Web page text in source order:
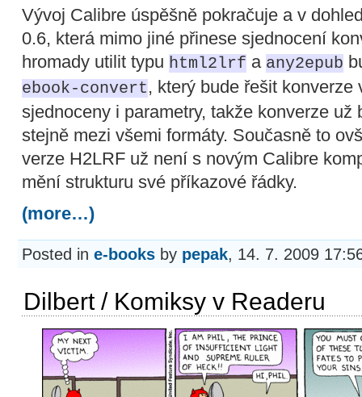
Vývoj Calibre úspěšně pokračuje a v
0.6, která mimo jiné přinese sjednocení
hromady utilit typu html2lrf a any2epub
ebook-convert, který bude řešit
sjednoceny i parametry, takže konverze už
stejně mezi všemi formáty. Současně to
verze H2LRF už není s novým Calibre
mění strukturu své příkazové řádky.
(more…)
Posted in e-books by pepak, 14. 7. 2009
Dilbert / Komiksy v Readeru